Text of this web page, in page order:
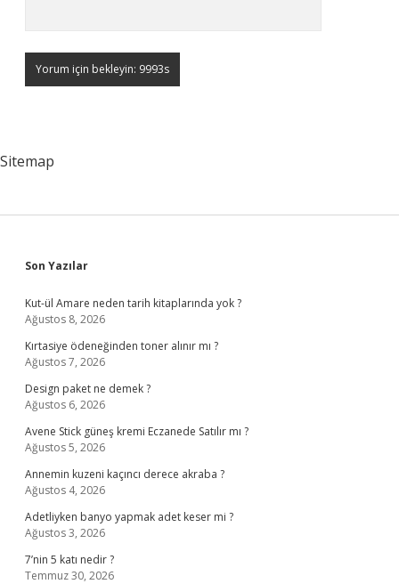
Sitemap
Sidebar
Son Yazılar
Kut-ül Amare neden tarih kitaplarında yok ?
Ağustos 8, 2026
Kırtasiye ödeneğinden toner alınır mı ?
Ağustos 7, 2026
Design paket ne demek ?
Ağustos 6, 2026
Avene Stick güneş kremi Eczanede Satılır mı ?
Ağustos 5, 2026
Annemin kuzeni kaçıncı derece akraba ?
Ağustos 4, 2026
Adetliyken banyo yapmak adet keser mi ?
Ağustos 3, 2026
7’nin 5 katı nedir ?
Temmuz 30, 2026